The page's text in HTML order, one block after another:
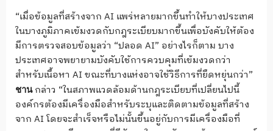
“เมื่อข้อมูลที่สร้างจาก AI แพร่หลายมากขึ้นทำให้บางประเทศ
ในบางภูมิภาคเข้มงวดกับกฎระเบียบมากขึ้นเพื่อบังคับให้ต้อง
มีการตรวจสอบข้อมูลว่า “ปลอด AI” อย่างไรก็ตาม บาง
ประเทศอาจพยายามบังคับใช้การควบคุมที่เข้มงวดกว่า
สำหรับเนื้อหา AI ขณะที่บางแห่งอาจใช้วิธีการที่ยืดหยุ่นกว่า”
ชาน กล่าว “ในสภาพแวดล้อมด้านกฎระเบียบที่เปลี่ยนไปนี้
องค์กรต้องมีเครื่องมือสำหรับระบุและติดตามข้อมูลที่สร้าง
จาก AI โดยจะสำเร็จหรือไม่นั้นขึ้นอยู่กับการมีเครื่องมือที่